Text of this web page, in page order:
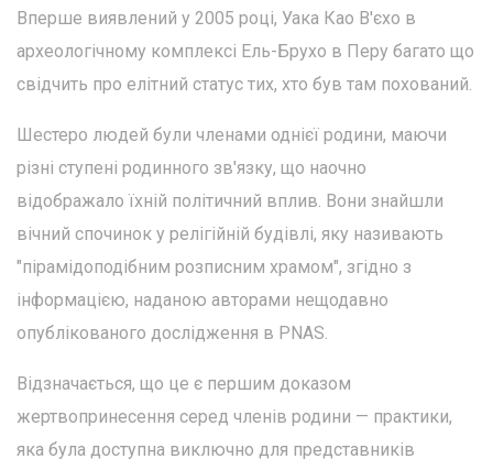
Вперше виявлений у 2005 році, Уака Као В'єхо в
археологічному комплексі Ель-Брухо в Перу багато що
свідчить про елітний статус тих, хто був там похований.
Шестеро людей були членами однієї родини, маючи
різні ступені родинного зв'язку, що наочно
відображало їхній політичний вплив. Вони знайшли
вічний спочинок у релігійній будівлі, яку називають
"пірамідоподібним розписним храмом", згідно з
інформацією, наданою авторами нещодавно
опублікованого дослідження в PNAS.
Відзначається, що це є першим доказом
жертвопринесення серед членів родини — практики,
яка була доступна виключно для представників